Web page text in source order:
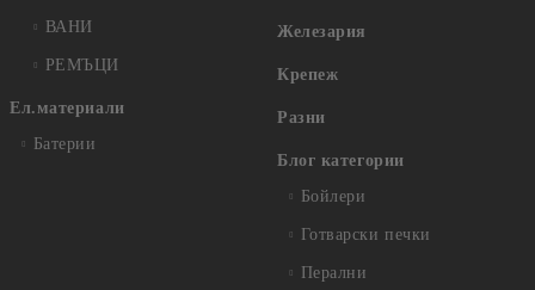
ВАНИ
РЕМЪЦИ
Ел.материали
Батерии
Железария
Крепеж
Разни
Блог категории
Бойлери
Готварски печки
Перални